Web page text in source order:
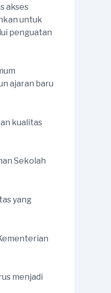
akses
untuk
penguatan
ajaran baru
kualitas
Sekolah
yang
menjadi